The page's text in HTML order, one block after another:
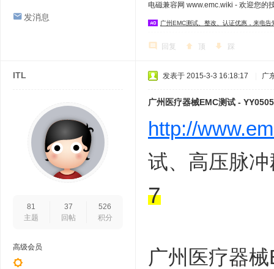
发消息
电磁兼容网 www.emc.wiki - 欢迎您的
广州EMC测试、整改、认证优惠，来电
回复 顶 踩
ITL
81
主题
37
回帖
526
积分
高级会员
发表于 2015-3-3 16:18:17 广
广州医疗器械EMC测试 -
http://
试、高压脉
7
广州医疗器